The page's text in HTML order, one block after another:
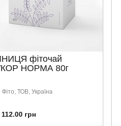
фіточай
НОРМА 80г
Фіто, ТОВ, Україна
112.00 грн